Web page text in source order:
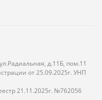
д.11Б, пом.11
от 25.09.2025г. УНП
21.11.2025г. №762056